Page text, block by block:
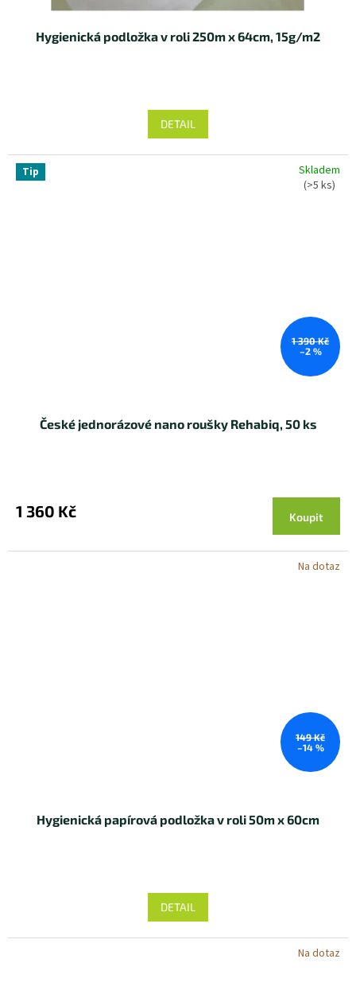
Hygienická podložka v roli 250m x 64cm, 15g/m2
DETAIL
Tip
1 390 Kč
–2 %
Skladem
(>5 ks)
České jednorázové nano roušky Rehabiq, 50 ks
1 360 Kč Koupit
149 Kč
–14 %
Na dotaz
Hygienická papírová podložka v roli 50m x 60cm
DETAIL
Na dotaz